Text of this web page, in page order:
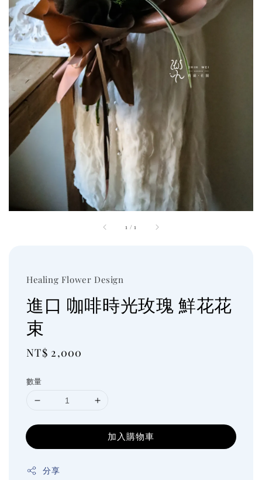
1 /1
Healing Flower Design
進口 咖啡時光玫瑰 鮮花花
束
Regular
NT$ 2,000
數量
加入購物車
分享